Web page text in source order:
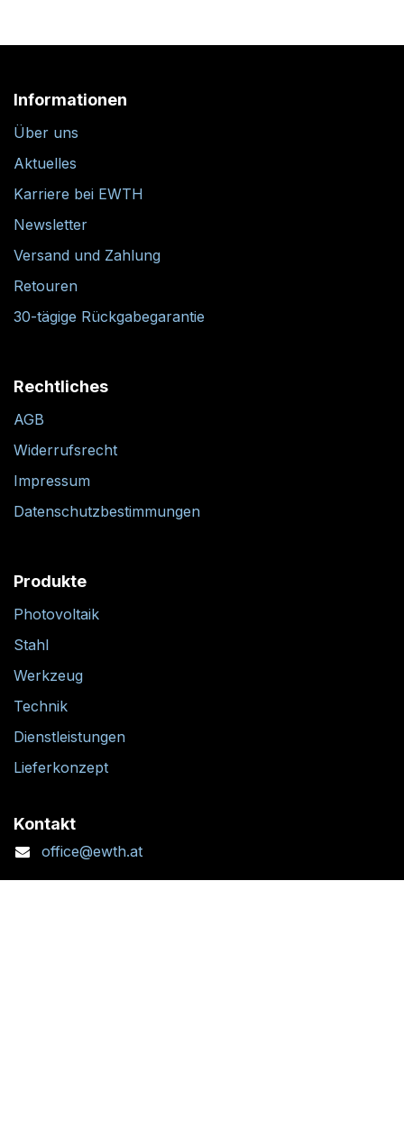
Informationen
Über uns
Aktuelles
Karriere bei EWTH
Newsletter
Versand und Zahlung
Retouren
30-tägige Rückgabegarantie
Rechtliches
AGB
Widerrufsrecht
Impressum
Datenschutzbestimmungen
Produkte
Photovoltaik
Stahl
Werkzeug
Technik
Dienstleistungen
Lieferkonzept
Kontakt
office@ewth.at